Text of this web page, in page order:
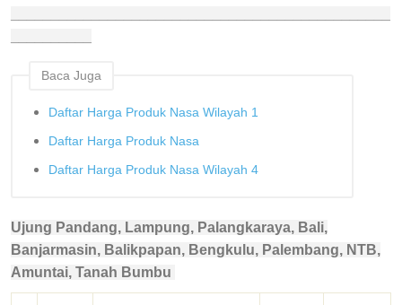
Baca Juga
Daftar Harga Produk Nasa Wilayah 1
Daftar Harga Produk Nasa
Daftar Harga Produk Nasa Wilayah 4
Ujung Pandang, Lampung, Palangkaraya, Bali,
Banjarmasin, Balikpapan, Bengkulu, Palembang, NTB,
Amuntai, Tanah Bumbu